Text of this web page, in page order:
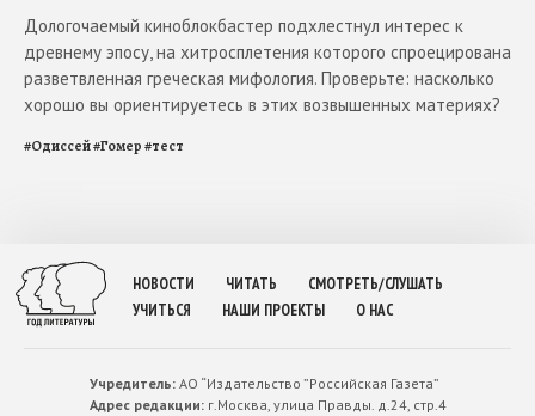
Дологочаемый киноблокбастер подхлестнул интерес к
древнему эпосу, на хитросплетения которого спроецирована
разветвленная греческая мифология. Проверьте: насколько
хорошо вы ориентируетесь в этих возвышенных материях?
#Одиссей#Гомер#тест
НОВОСТИ ЧИТАТЬ
СМОТРЕТЬ/СЛУШАТЬ
УЧИТЬСЯ
НАШИ ПРОЕКТЫ О НАС
Учредитель:АО “Издательство ”Российская Газета”
Адрес редакции:г.Москва, улица Правды. д.24, стр.4